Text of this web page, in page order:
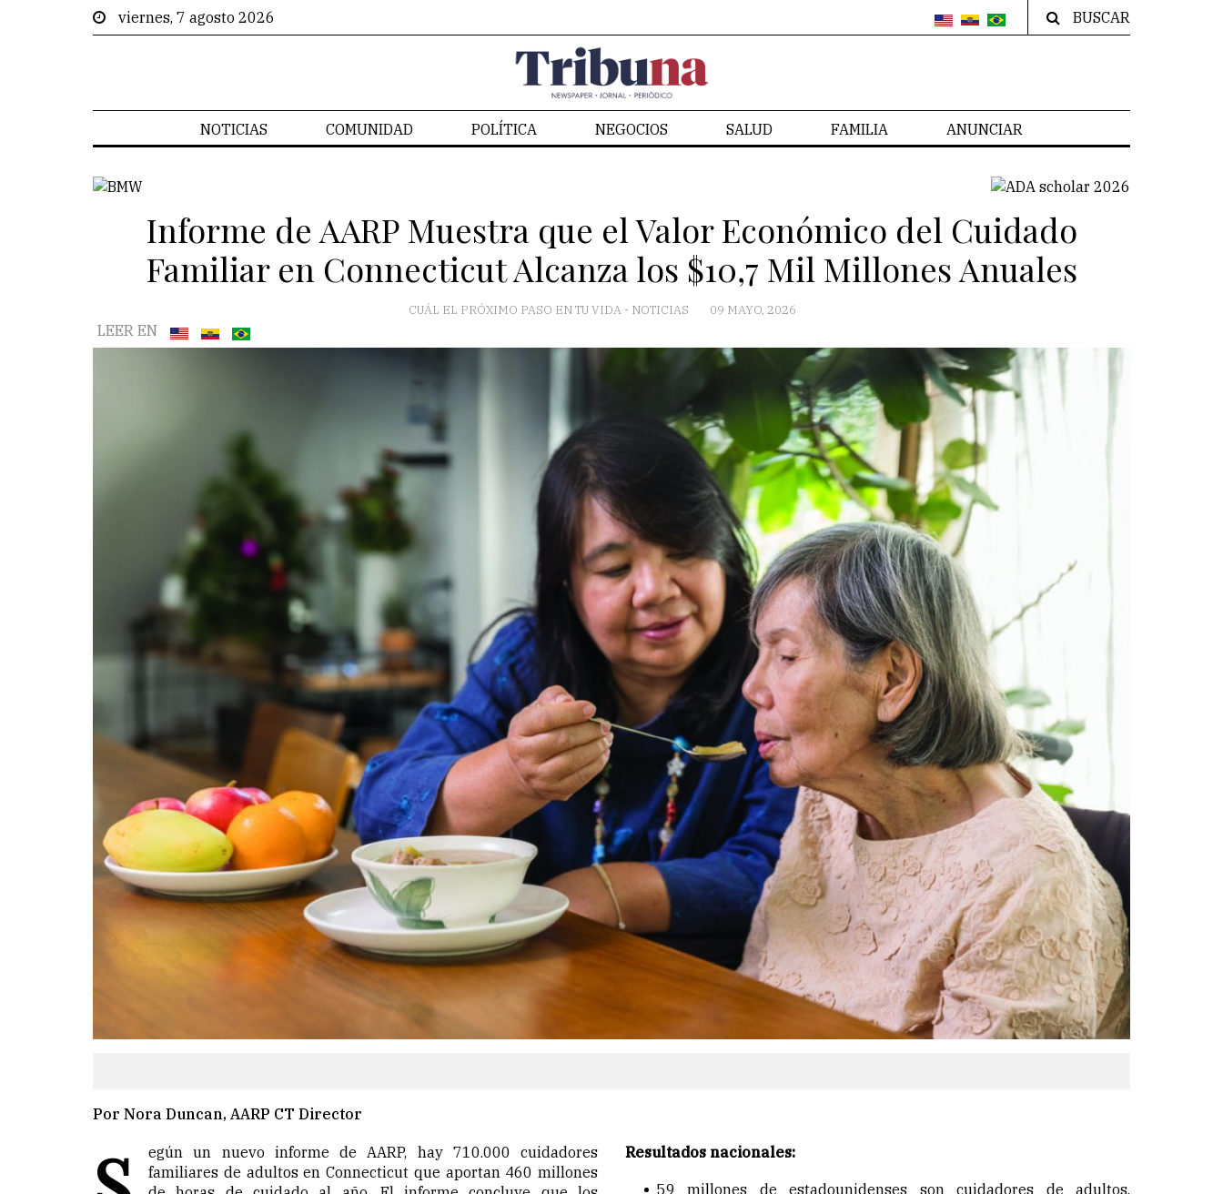
viernes, 7 agosto 2026 BUSCAR
NOTICIAS COMUNIDAD POLÍTICA NEGOCIOS SALUD FAMILIA
ANUNCIAR
Informe de AARP Muestra que el Valor Económico del Cuidado
Familiar en Connecticut Alcanza los $10,7 Mil Millones Anuales
CUÁL EL PRÓXIMO PASO EN TU VIDA - NOTICIAS 09 MAYO, 2026
LEER EN
Por Nora Duncan, AARP CT Director
egún un nuevo informe de AARP, hay 710.000 cuidadores
familiares de adultos en Connecticut que aportan 460 millones
Resultados nacionales:
59 millones de estadounidenses son cuidadores de adultos,